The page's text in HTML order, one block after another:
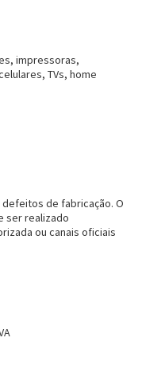
impressoras,
TVs, home
de fabricação. O
ser realizado
ou canais oficiais